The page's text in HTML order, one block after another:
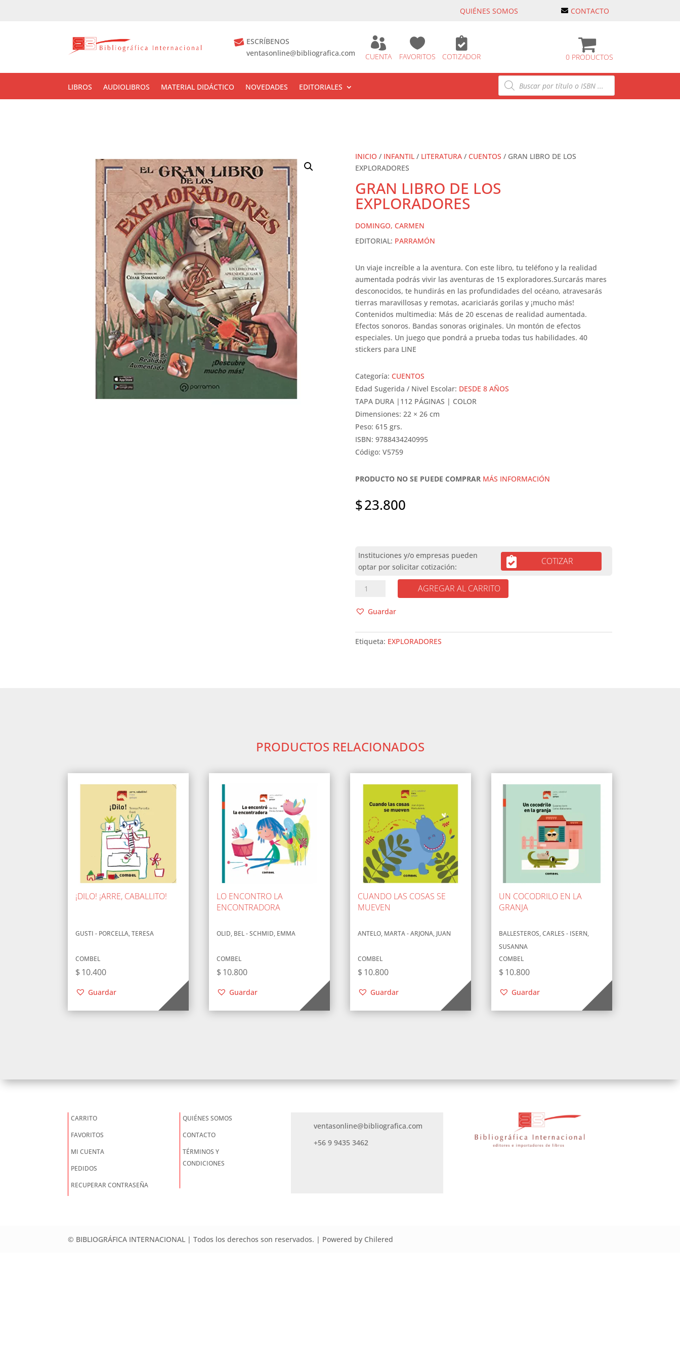
QUIÉNES SOMOS CONTACTO
ESCRÍBENOS
ventasonline@bibliografica.com

CUENTA

FAVORITOS

COTIZADOR 0 PRODUCTOS
LIBROS AUDIOLIBROS MATERIAL DIDÁCTICO NOVEDADES EDITORIALES
Búsqueda
de
productos
INICIO / INFANTIL/ LITERATURA/ CUENTOS / GRAN LIBRO DE LOS
EXPLORADORES
GRAN LIBRO DE LOS
EXPLORADORES
DOMINGO, CARMEN
EDITORIAL: PARRAMÓN
Un viaje increíble a la aventura. Con este libro, tu teléfono y la realidad
aumentada podrás vivir las aventuras de 15 exploradores.Surcarás mares
desconocidos, te hundirás en las profundidades del océano, atravesarás
tierras maravillosas y remotas, acariciarás gorilas y ¡mucho más!
Contenidos multimedia: Más de 20 escenas de realidad aumentada.
Efectos sonoros. Bandas sonoras originales. Un montón de efectos
especiales. Un juego que pondrá a prueba todas tus habilidades. 40
stickers para LINE
Categoría: CUENTOS
Edad Sugerida / Nivel Escolar: DESDE 8 AÑOS
TAPA DURA |112 PÁGINAS | COLOR
Dimensiones: 22 × 26 cm
Peso: 615 grs.
ISBN: 9788434240995
Código: V5759
PRODUCTO NO SE PUEDE COMPRAR MÁS INFORMACIÓN
$23.800
COTIZAR
GRAN
DE
EXPLORADORES
cantidad
AGREGAR AL CARRITO
Guardar
Etiqueta: EXPLORADORES
PRODUCTOS RELACIONADOS
¡DILO! ¡ARRE, CABALLITO!
GUSTI - PORCELLA, TERESA
COMBEL
$ 10.400
Guardar
LO ENCONTRO LA
ENCONTRADORA
OLID, BEL - SCHMID, EMMA
COMBEL
$ 10.800
Guardar
CUANDO LAS COSAS SE
MUEVEN
ANTELO, MARTA - ARJONA, JUAN
COMBEL
$ 10.800
Guardar
UN COCODRILO EN LA
GRANJA
BALLESTEROS, CARLES - ISERN,
SUSANNA
COMBEL
$ 10.800
Guardar
CARRITO
FAVORITOS
MI CUENTA
PEDIDOS
RECUPERAR CONTRASEÑA
QUIÉNES SOMOS
CONTACTO
TÉRMINOS Y
CONDICIONES
ventasonline@bibliografica.com
+56 9 9435 3462
© BIBLIOGRÁFICA INTERNACIONAL | Todos los derechos son reservados. | Powered by Chilered